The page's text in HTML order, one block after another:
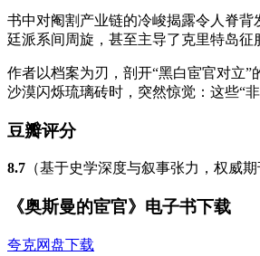
书中对阉割产业链的冷峻揭露令人脊
廷派系间周旋，甚至主导了克里特岛征
作者以档案为刃，剖开“黑白宦官对立
沙漠闪烁琉璃砖时，突然惊觉：这些“
豆瓣评分
8.7 （基于史学深度与叙事张力，权威
《奥斯曼的宦官》电子书下载
夸克网盘下载